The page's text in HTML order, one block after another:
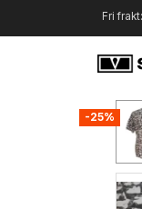
Fri
-25%